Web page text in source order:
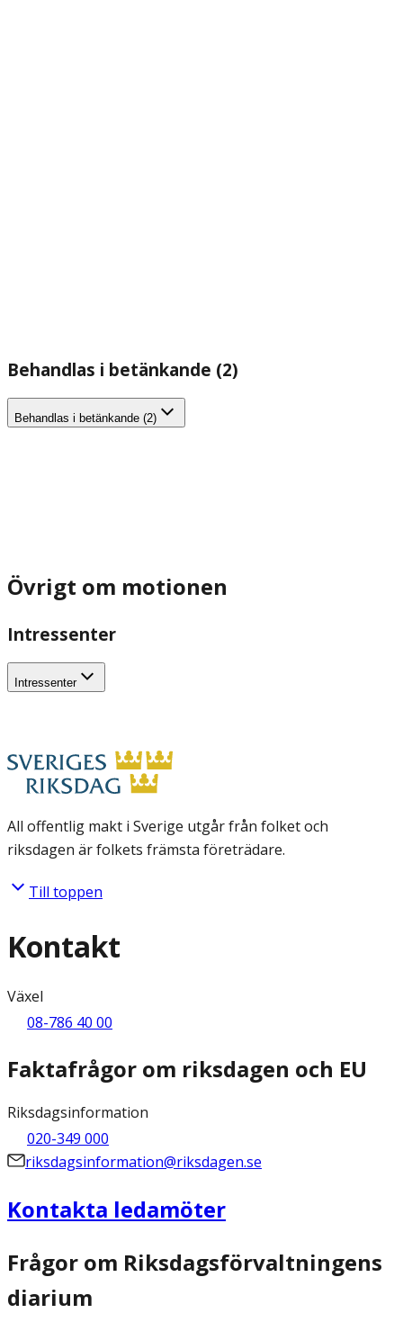
Behandlas i betänkande (2)
Behandlas i betänkande (2)
Övrigt om motionen
Intressenter
Intressenter
All offentlig makt i Sverige utgår från folket och
riksdagen är folkets främsta företrädare.
Till toppen
Kontakt
Växel
08-786 40 00
Faktafrågor om riksdagen och EU
Riksdagsinformation
020-349 000
riksdagsinformation@riksdagen.se
Kontakta ledamöter
Frågor om Riksdagsförvaltningens
diarium